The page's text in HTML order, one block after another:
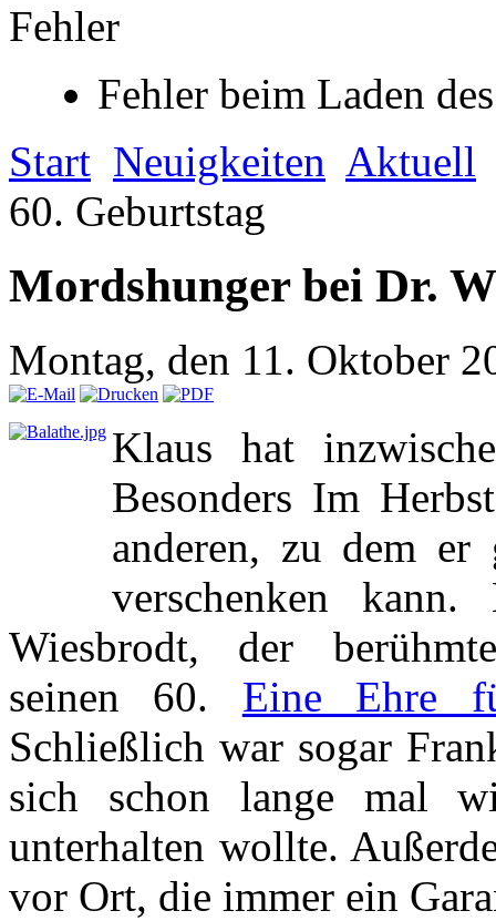
Fehler
Fehler beim Laden
Start Neuigkeiten Aktuell
60. Geburtstag
Mordshunger bei Dr.
Montag, den 11. Oktober
Klaus hat
Besonders Im
anderen, zu dem
verschenken kann.
Wiesbrodt, der
seinen 60. Eine Ehre
Schließlich war sogar
sich schon lange mal
unterhalten wollte.
vor Ort, die immer ein